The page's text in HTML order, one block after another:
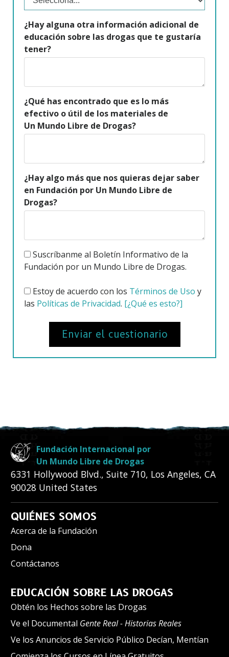
¿Hay alguna otra información adicional de
educación sobre las drogas que te gustaría
tener?
¿Qué has encontrado que es lo más
efectivo o útil de los materiales de
Un Mundo Libre de Drogas?
¿Hay algo más que nos quieras dejar saber
en Fundación por Un Mundo Libre de
Drogas?
Suscríbanme al Boletín Informativo de la
Fundación por un Mundo Libre de Drogas.
Estoy de acuerdo con los Términos de Uso y
las Políticas de Privacidad. [¿Qué es esto?]
Enviar el cuestionario
Fundación Internacional por
Un Mundo Libre de Drogas
6331 Hollywood Blvd., Suite 710, Los Angeles, CA
90028 United States
QUIÉNES SOMOS
Acerca de la Fundación
Dona
Contáctanos
EDUCACIÓN SOBRE LAS DROGAS
Obtén los Hechos sobre las Drogas
Ve el Documental Gente Real - Historias Reales
Ve los Anuncios de Servicio Público Decían, Mentían